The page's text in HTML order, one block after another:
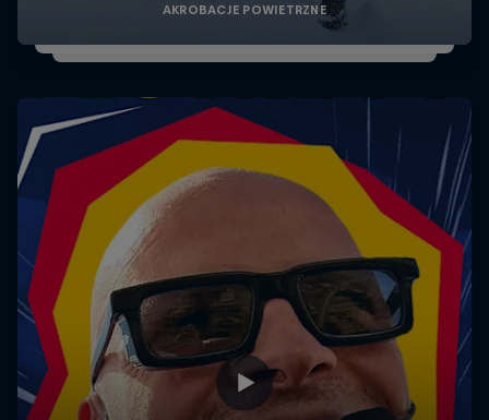
AKROBACJE POWIETRZNE